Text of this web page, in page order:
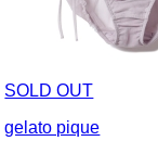
SOLD OUT
gelato pique